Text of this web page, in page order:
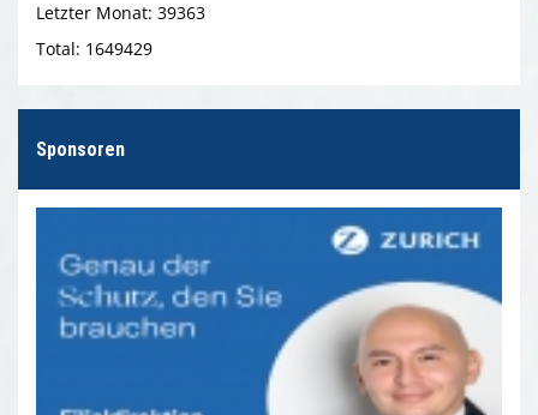
Letzter Monat: 39363
Total: 1649429
Sponsoren